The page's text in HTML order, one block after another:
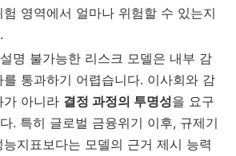
험 영역에서 얼마나 위험할 수 있는지
명 불가능한 리스크 모델은 내부 감
통과하기 어렵습니다. 이사회와 감
가 아니라 결정 과정의 투명성을 요구
. 특히 글로벌 금융위기 이후, 규제기
지표보다는 모델의 근거 제시 능력